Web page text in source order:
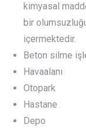
kimyasal
bir
içermektedir.
Beton silme
Havaalanı
Otopark
Hastane
Depo